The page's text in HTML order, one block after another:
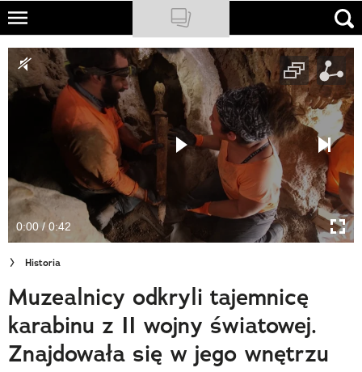
Skip
main
content
NATIONAL GEOGRAPHIC
TRAVELER
PODCASTY
Newsletter
Cuda Polski
Wielki Konkurs Fotograficzny
Trendbook Podróżniczy
Polecane
0:00 / 0:42
Historia
Muzealnicy odkryli tajemnicę
karabinu z II wojny światowej.
Znajdowała się w jego wnętrzu